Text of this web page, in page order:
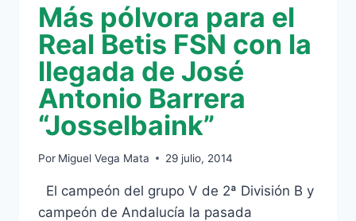
Más pólvora para el
Real Betis FSN con la
llegada de José
Antonio Barrera
“Josselbaink”
Por Miguel Vega Mata 29 julio, 2014
El campeón del grupo V de 2ª División B y
campeón de Andalucía la pasada